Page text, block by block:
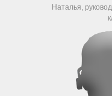
Наталья,